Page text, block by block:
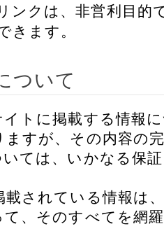
ンクは、非営利目的
きます。
ついて
イトに掲載する情報
ますが、その内容の
いては、いかなる保
載されている情報は
て、そのすべてを網